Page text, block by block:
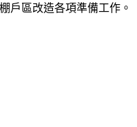
戶區改造各項準備工作。